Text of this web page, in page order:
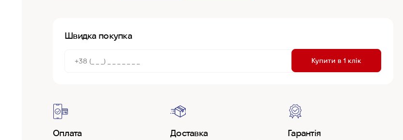
Швидка покупка
Купити в 1 клік
Оплата Доставка Гарантія